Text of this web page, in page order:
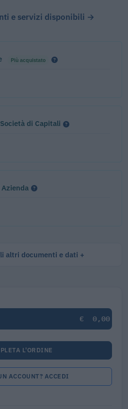
e servizi disponibili →
Più acquistato
di Capitali
altri documenti e dati
€ 0,00
L'ORDINE
ACCOUNT? ACCEDI